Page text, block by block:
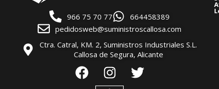
966 75 70 77
664458389
pedidosweb@suministroscallosa.com
Ctra. Catral, KM. 2, Suministros Industriales S.L.
Callosa de Segura, Alicante